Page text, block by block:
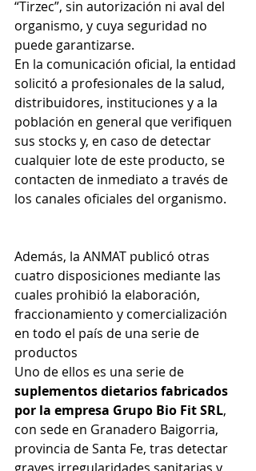
“Tirzec”, sin autorización ni aval del
organismo, y cuya seguridad no
puede garantizarse.
En la comunicación oficial, la entidad
solicitó a profesionales de la salud,
distribuidores, instituciones y a la
población en general que verifiquen
sus stocks y, en caso de detectar
cualquier lote de este producto, se
contacten de inmediato a través de
los canales oficiales del organismo.
Además, la ANMAT publicó otras
cuatro disposiciones mediante las
cuales prohibió la elaboración,
fraccionamiento y comercialización
en todo el país de una serie de
productos
Uno de ellos es una serie de
suplementos dietarios fabricados
por la empresa Grupo Bio Fit SRL,
con sede en Granadero Baigorria,
provincia de Santa Fe, tras detectar